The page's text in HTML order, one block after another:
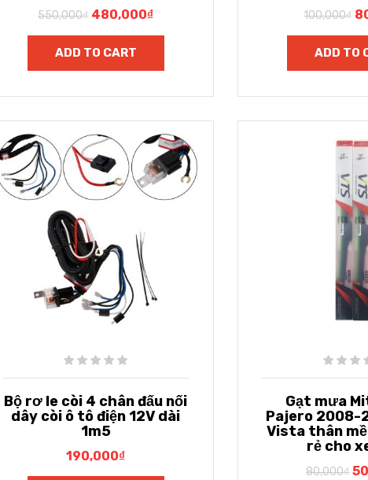
550,000₫ 480,000₫
ADD TO CART
100,000₫
ADD TO
Bộ rơ le còi 4 chân đấu nối
dây còi ô tô điện 12V dài
1m5
190,000₫
Gạt mưa
Pajero 2008-
Vista thân
rẻ cho
80,000₫